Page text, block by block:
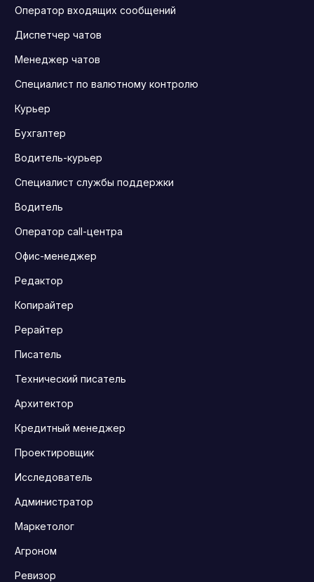
Оператор входящих сообщений
Диспетчер чатов
Менеджер чатов
Специалист по валютному контролю
Курьер
Бухгалтер
Водитель-курьер
Специалист службы поддержки
Водитель
Оператор call-центра
Офис-менеджер
Редактор
Копирайтер
Рерайтер
Писатель
Технический писатель
Архитектор
Кредитный менеджер
Проектировщик
Исследователь
Администратор
Маркетолог
Агроном
Ревизор